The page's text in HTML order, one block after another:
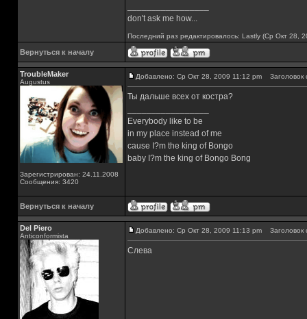
don't ask me how...
Последний раз редактировалось: Lastly (Ср Окт 28,
Вернуться к началу
TroubleMaker
Augustus
Зарегистрирован: 24.11.2008
Сообщения: 3420
Добавлено: Ср Окт 28, 2009 11:12 pm Заголовок
Ты дальше всех от костра?
Everybody like to be
in my place instead of me
cause I?m the king of Bongo
baby I?m the king of Bongo Bong
Вернуться к началу
Del Piero
Аnticonformista
Добавлено: Ср Окт 28, 2009 11:13 pm Заголовок
Слева